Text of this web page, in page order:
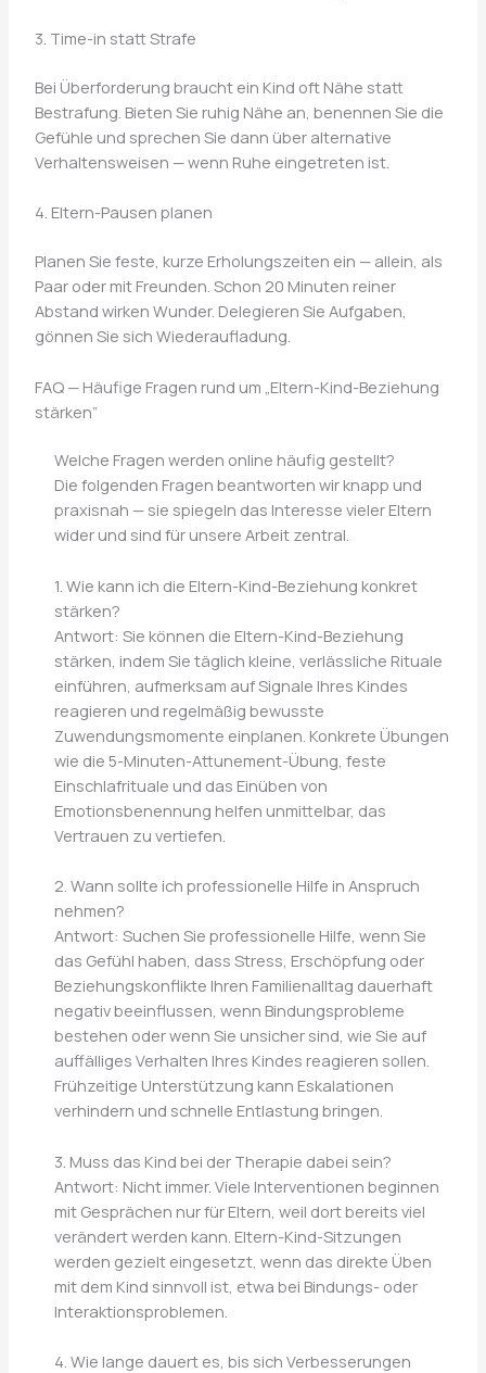
3. Time-in statt Strafe
Bei Überforderung braucht ein Kind oft Nähe statt
Bestrafung. Bieten Sie ruhig Nähe an, benennen Sie die
Gefühle und sprechen Sie dann über alternative
Verhaltensweisen — wenn Ruhe eingetreten ist.
4. Eltern-Pausen planen
Planen Sie feste, kurze Erholungszeiten ein — allein, als
Paar oder mit Freunden. Schon 20 Minuten reiner
Abstand wirken Wunder. Delegieren Sie Aufgaben,
gönnen Sie sich Wiederaufladung.
FAQ — Häufige Fragen rund um „Eltern-Kind-Beziehung
stärken”
Welche Fragen werden online häufig gestellt?
Die folgenden Fragen beantworten wir knapp und
praxisnah — sie spiegeln das Interesse vieler Eltern
wider und sind für unsere Arbeit zentral.
1. Wie kann ich die Eltern-Kind-Beziehung konkret
stärken?
Antwort: Sie können die Eltern-Kind-Beziehung
stärken, indem Sie täglich kleine, verlässliche Rituale
einführen, aufmerksam auf Signale Ihres Kindes
reagieren und regelmäßig bewusste
Zuwendungsmomente einplanen. Konkrete Übungen
wie die 5-Minuten-Attunement-Übung, feste
Einschlafrituale und das Einüben von
Emotionsbenennung helfen unmittelbar, das
Vertrauen zu vertiefen.
2. Wann sollte ich professionelle Hilfe in Anspruch
nehmen?
Antwort: Suchen Sie professionelle Hilfe, wenn Sie
das Gefühl haben, dass Stress, Erschöpfung oder
Beziehungskonflikte Ihren Familienalltag dauerhaft
negativ beeinflussen, wenn Bindungsprobleme
bestehen oder wenn Sie unsicher sind, wie Sie auf
auffälliges Verhalten Ihres Kindes reagieren sollen.
Frühzeitige Unterstützung kann Eskalationen
verhindern und schnelle Entlastung bringen.
3. Muss das Kind bei der Therapie dabei sein?
Antwort: Nicht immer. Viele Interventionen beginnen
mit Gesprächen nur für Eltern, weil dort bereits viel
verändert werden kann. Eltern-Kind-Sitzungen
werden gezielt eingesetzt, wenn das direkte Üben
mit dem Kind sinnvoll ist, etwa bei Bindungs- oder
Interaktionsproblemen.
4. Wie lange dauert es, bis sich Verbesserungen